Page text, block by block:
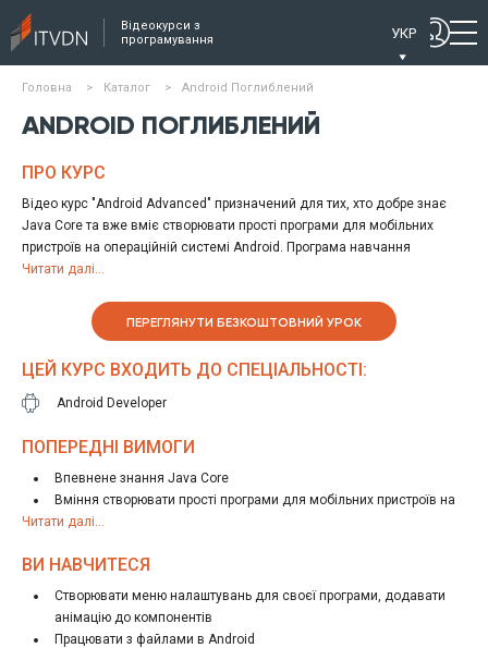
Відеокурси з
програмування
УКР
Головна > Каталог > Android Поглиблений
ANDROID ПОГЛИБЛЕНИЙ
ПРО КУРС
Відео курс "Android Advanced" призначений для тих, хто добре знає
Java Core та вже вміє створювати прості програми для мобільних
пристроїв на операційній системі Android. Програма навчання
складається з 10-ти уроків, на яких розглядається робота з процесами
та налагодження додатків Android.
Читати далі...
ПЕРЕГЛЯНУТИ БЕЗКОШТОВНИЙ УРОК
ЦЕЙ КУРС ВХОДИТЬ ДО СПЕЦІАЛЬНОСТІ:
Android Developer
ПОПЕРЕДНІ ВИМОГИ
Впевнене знання Java Core
Вміння створювати прості програми для мобільних пристроїв на
ОС Android
сервісами, фрагментами.
Знання одного із SQL буде плюсом.
Читати далі...
ВИ НАВЧИТЕСЯ
Створювати меню налаштувань для своєї програми, додавати
анімацію до компонентів
Працювати з файлами в Android